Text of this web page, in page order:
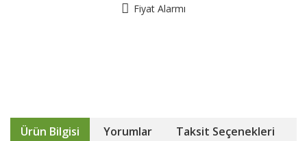
Fiyat Alarmı
Ürün Bilgisi Yorumlar Taksit Seçenekleri